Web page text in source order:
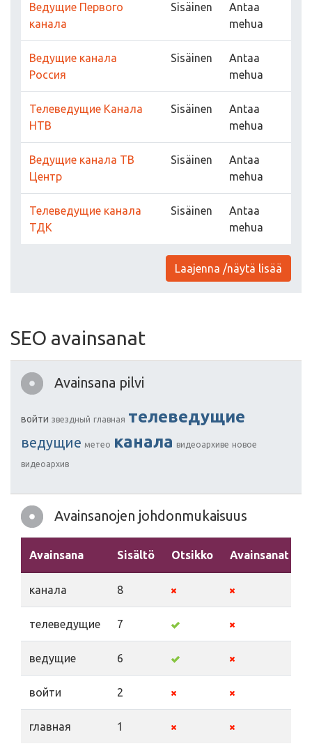
Ведущие Первого
канала
Sisäinen
Antaa
mehua
Ведущие канала
Россия
Sisäinen
Antaa
mehua
Телеведущие Канала
НТВ
Sisäinen
Antaa
mehua
Ведущие канала ТВ
Центр
Sisäinen
Antaa
mehua
Телеведущие канала
ТДК
Sisäinen
Antaa
mehua
Laajenna /näytä lisää
SEO avainsanat
Avainsana pilvi
войти звездный главная телеведущие
ведущие метео канала видеоархиве новое
видеоархив
Avainsanojen johdonmukaisuus
Avainsana Sisältö Otsikko Avainsanat
канала 8
телеведущие 7
ведущие 6
войти 2
главная 1